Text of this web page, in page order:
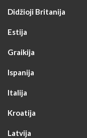
Didžioji Britanija
Estija
Graikija
Ispanija
Italija
Kroatija
Latvija